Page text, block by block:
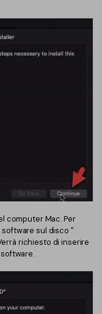
computer Mac. Per
sul disco "
richiesto di inserire